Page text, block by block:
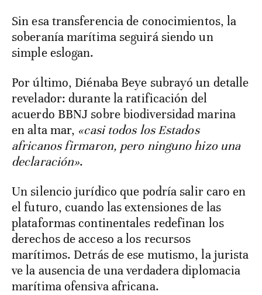
Sin esa transferencia de conocimientos, la
soberanía marítima seguirá siendo un
simple eslogan.
Por último, Diénaba Beye subrayó un detalle
revelador: durante la ratificación del
acuerdo BBNJ sobre biodiversidad marina
en alta mar, «casi todos los Estados
africanos firmaron, pero ninguno hizo una
declaración».
Un silencio jurídico que podría salir caro en
el futuro, cuando las extensiones de las
plataformas continentales redefinan los
derechos de acceso a los recursos
marítimos. Detrás de ese mutismo, la jurista
ve la ausencia de una verdadera diplomacia
marítima ofensiva africana.